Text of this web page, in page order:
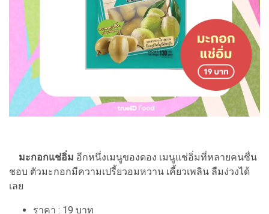
มะกอกแช่อิ่ม อีกหนึ่งเมนูของดอง เมนูแช่อิ่มที่หลายคนชื่น
ชอบ ตัวมะกอกมีความเปรี้ยวอมหวาน เคี้ยวเพลิน ลืมง่วงได้
เลย
ราคา : 19 บาท